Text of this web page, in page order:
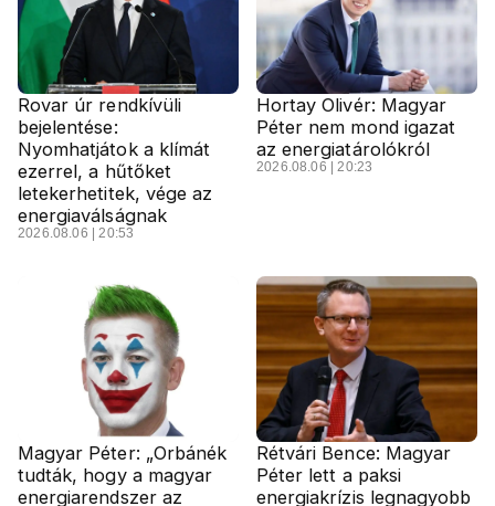
Rovar úr rendkívüli
bejelentése:
Nyomhatjátok a klímát
ezerrel, a hűtőket
letekerhetitek, vége az
energiaválságnak
2026.08.06 | 20:53
Hortay Olivér: Magyar
Péter nem mond igazat
az energiatárolókról
2026.08.06 | 20:23
Magyar Péter: „Orbánék
tudták, hogy a magyar
energiarendszer az
Rétvári Bence: Magyar
Péter lett a paksi
energiakrízis legnagyobb